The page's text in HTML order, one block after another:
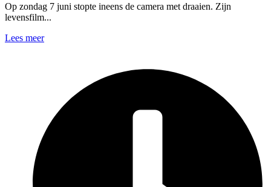
Op zondag 7 juni stopte ineens de camera met draaien. Zijn
levensfilm...
Lees meer